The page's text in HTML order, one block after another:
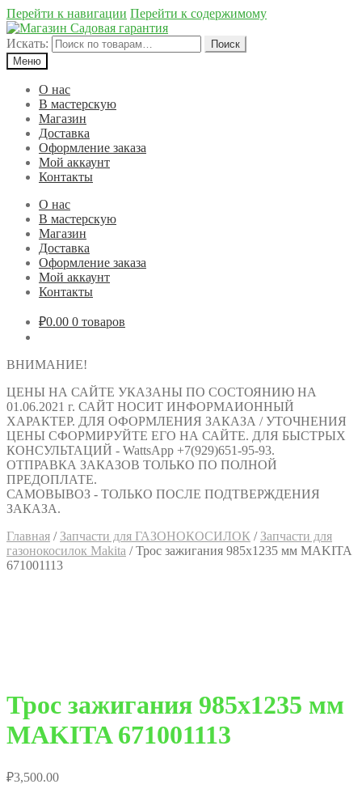
Перейти к навигации Перейти к содержимому
Искать:
Поиск
Меню
О нас
В мастерскую
Магазин
Доставка
Оформление заказа
Мой аккаунт
Контакты
О нас
В мастерскую
Магазин
Доставка
Оформление заказа
Мой аккаунт
Контакты
₽0.00 0 товаров
ВНИМАНИЕ!
ЦЕНЫ НА САЙТЕ УКАЗАНЫ ПО СОСТОЯНИЮ НА
01.06.2021 г. САЙТ НОСИТ ИНФОРМАИОННЫЙ
ХАРАКТЕР. ДЛЯ ОФОРМЛЕНИЯ ЗАКАЗА / УТОЧНЕНИЯ
ЦЕНЫ СФОРМИРУЙТЕ ЕГО НА САЙТЕ. ДЛЯ БЫСТРЫХ
КОНСУЛЬТАЦИЙ - WattsApp +7(929)651-95-93.
ОТПРАВКА ЗАКАЗОВ ТОЛЬКО ПО ПОЛНОЙ
ПРЕДОПЛАТЕ.
САМОВЫВОЗ - ТОЛЬКО ПОСЛЕ ПОДТВЕРЖДЕНИЯ
ЗАКАЗА.
Главная / Запчасти для ГАЗОНОКОСИЛОК / Запчасти для
газонокосилок Makita /Трос зажигания 985х1235 мм MAKITA
671001113
Трос зажигания 985х1235 мм
MAKITA 671001113
₽3,500.00